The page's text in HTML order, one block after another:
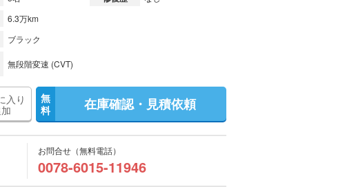
6.3万km
ブラック
無段階変速 (CVT)
入り
無
料
在庫確認・見積依頼
お問合せ（無料電話）
0078-6015-11946